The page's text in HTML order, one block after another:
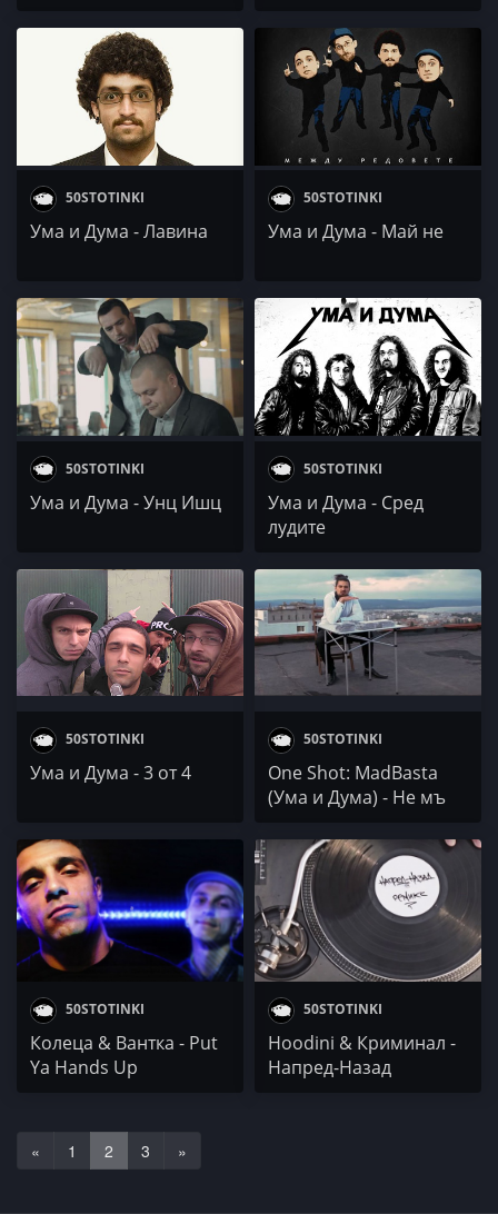
50STOTINKI
Ума и Дума - Лавина
50STOTINKI
Ума и Дума - Май не
50STOTINKI
Ума и Дума - Унц Ишц
50STOTINKI
Ума и Дума - Сред
лудите
50STOTINKI
Ума и Дума - 3 от 4
50STOTINKI
One Shot: MadBasta
(Ума и Дума) - Не мъ
50STOTINKI
Колеца & Вантка - Put
Ya Hands Up
50STOTINKI
Hoodini & Криминал -
Напред-Назад
« 1 2 3 »